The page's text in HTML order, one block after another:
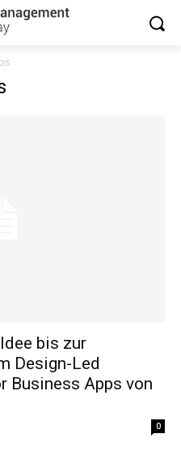
bis zur
Design-Led
Business Apps von
0